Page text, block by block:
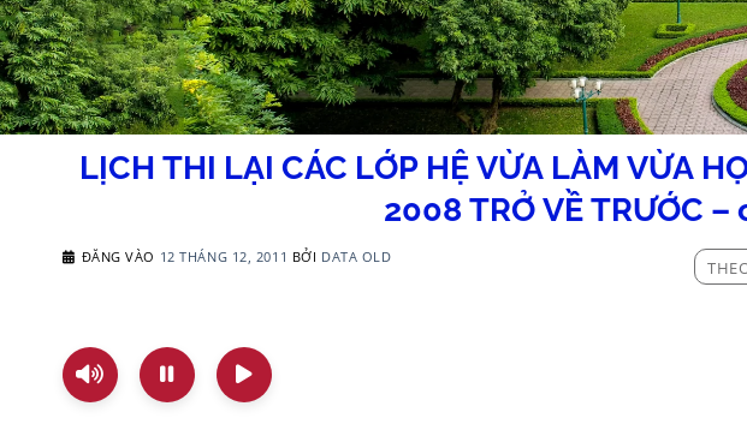
LỊCH THI LẠI CÁC LỚP HỆ VỪA LÀM VỪA
2008 TRỞ VỀ TRƯỚC
ĐĂNG VÀO 12 THÁNG 12, 2011 BỞI DATA OLD